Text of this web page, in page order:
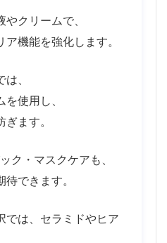
クリームで、
機能を強化します。
、
使用し、
ます。
ク・マスクケアも、
できます。
では、セラミドやヒア